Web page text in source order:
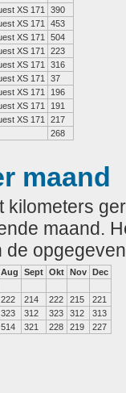
XS 171
390
XS 171
453
XS 171
504
XS 171
223
XS 171
316
XS 171
37
XS 171
196
XS 171
191
XS 171
217
268
maand
kilometers
maand.
Aug Sept Okt Nov Dec
222 214 222 215
221
323 312 323 312
313
514 321 228 219 227